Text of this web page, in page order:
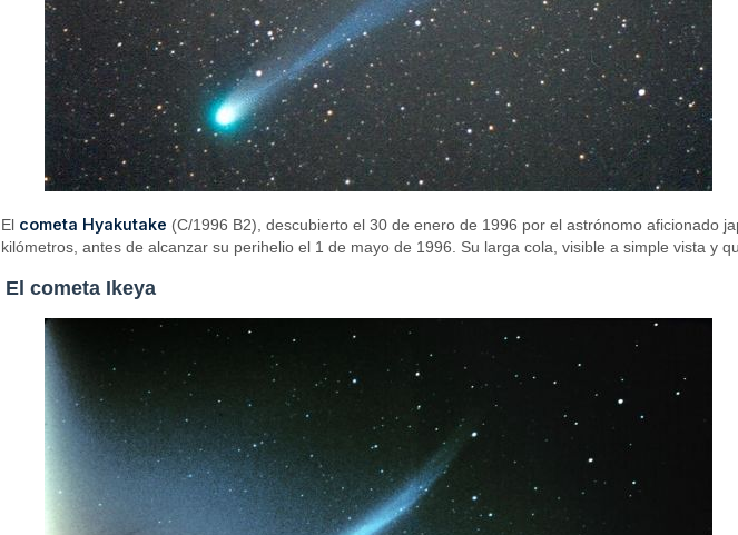
El cometa Hyakutake (C/1996 B2), descubierto el 30 de enero de 1996 por el astrónomo aficionado
kilómetros, antes de alcanzar su perihelio el 1 de mayo de 1996. Su larga cola, visible a simple vista y
El cometa Ikeya